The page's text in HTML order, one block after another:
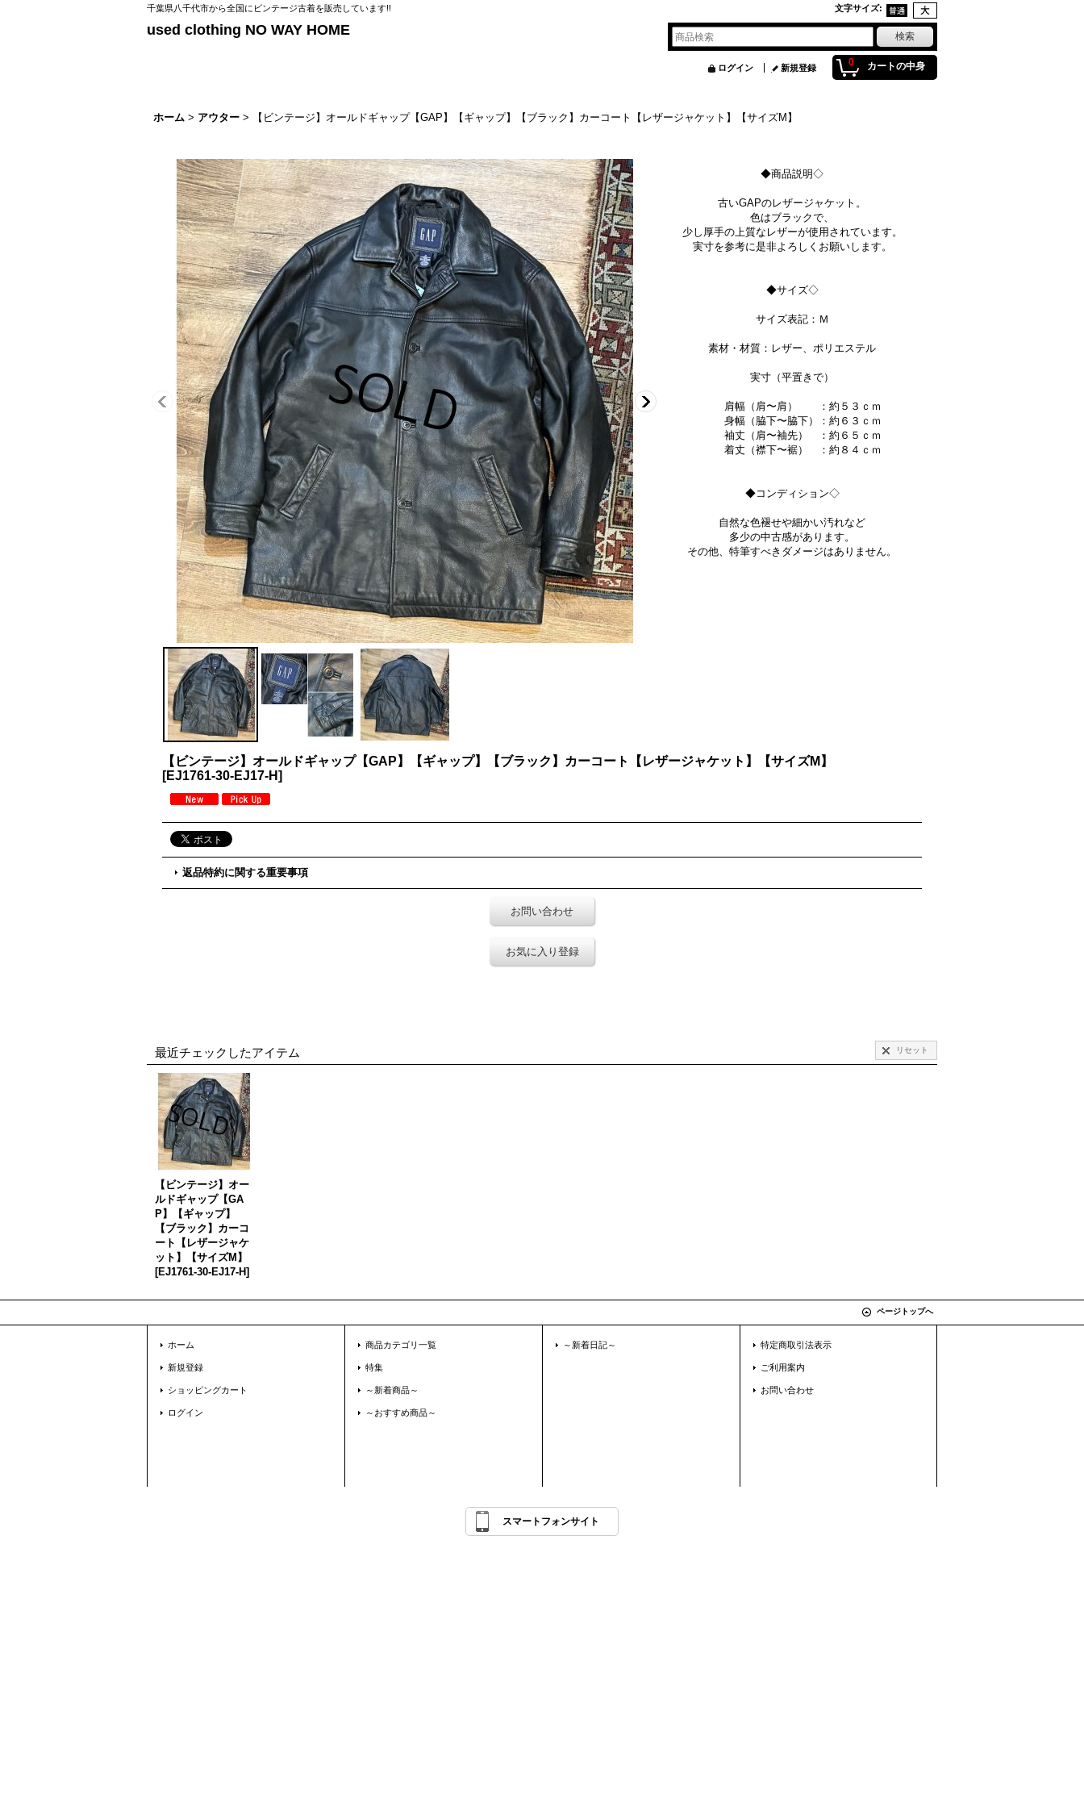
千葉県八千代市から全国にビンテージ古着を販売しています!! 文字サイズ:
used clothing NO WAY HOME
0 カートの中身
ログイン 新規登録
ホーム > アウター > 【ビンテージ】オールドギャップ【GAP】【ギャップ】【ブラック】カーコート【レザージャケット】【サイズM】
◆商品説明◇
古いGAPのレザージャケット。
色はブラックで、
少し厚手の上質なレザーが使用されています。
実寸を参考に是非よろしくお願いします。
◆サイズ◇
サイズ表記：Ｍ
素材・材質：レザー、ポリエステル
実寸（平置きで）
肩幅（肩〜肩） ：約５３ｃｍ
身幅（脇下〜脇下）：約６３ｃｍ
袖丈（肩〜袖先） ：約６５ｃｍ
着丈（襟下〜裾） ：約８４ｃｍ
◆コンディション◇
自然な色褪せや細かい汚れなど
多少の中古感があります。
その他、特筆すべきダメージはありません。
【ビンテージ】オールドギャップ【GAP】【ギャップ】【ブラック】カーコート【レザージャケット】【サイズM】
[EJ1761-30-EJ17-H]
返品特約に関する重要事項
お問い合わせ
お気に入り登録
最近チェックしたアイテム リセット
【ビンテージ】オー
ルドギャップ【GA
P】【ギャップ】
【ブラック】カーコ
ート【レザージャケ
ット】【サイズM】
[EJ1761-30-EJ17-H]
ページトップへ
ホーム
新規登録
ショッピングカート
ログイン
商品カテゴリ一覧
特集
～新着商品～
～おすすめ商品～
～新着日記～ 特定商取引法表示
ご利用案内
お問い合わせ
スマートフォンサイト